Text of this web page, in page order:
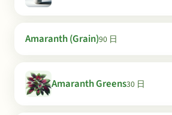
Amaranth (Grain)90 日
Amaranth Greens30 日